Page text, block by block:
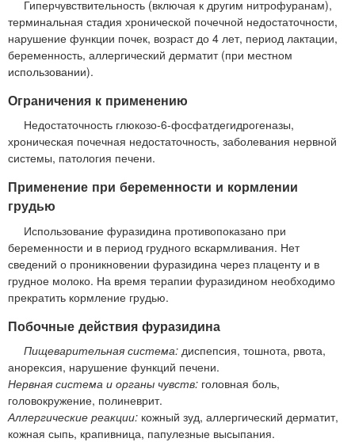
Гиперчувствительность (включая к другим нитрофуранам),
терминальная стадия хронической почечной недостаточности,
нарушение функции почек, возраст до 4 лет, период лактации,
беременность, аллергический дерматит (при местном
использовании).
Ограничения к применению
Недостаточность глюкозо-6-фосфатдегидрогеназы,
хроническая почечная недостаточность, заболевания нервной
системы, патология печени.
Применение при беременности и кормлении
грудью
Использование фуразидина противопоказано при
беременности и в период грудного вскармливания. Нет
сведений о проникновении фуразидина через плаценту и в
грудное молоко. На время терапии фуразидином необходимо
прекратить кормление грудью.
Побочные действия фуразидина
Пищеварительная система: диспепсия, тошнота, рвота,
анорексия, нарушение функций печени.
Нервная система и органы чувств: головная боль,
головокружение, полиневрит.
Аллергические реакции: кожный зуд, аллергический дерматит,
кожная сыпь, крапивница, папулезные высыпания.